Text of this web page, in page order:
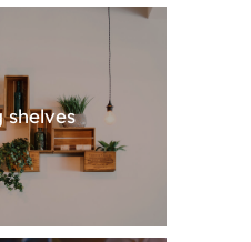
shelves